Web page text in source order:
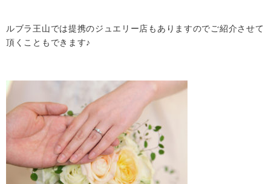
ルブラ王山では提携のジュエリー店もありますのでご紹介させて
頂くこともできます♪